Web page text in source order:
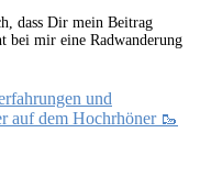
dass Dir mein Beitrag
bei mir eine Radwanderung
und
auf dem Hochrhöner 🥾